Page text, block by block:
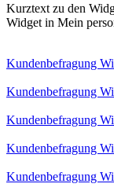
Kurztext zu den
Widget in Mein
Kundenbefragung
Kundenbefragung
Kundenbefragung
Kundenbefragung
Kundenbefragung